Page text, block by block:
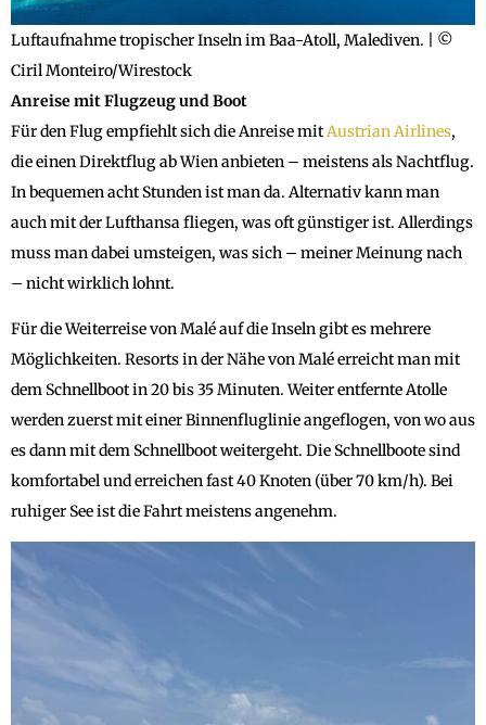
Luftaufnahme tropischer Inseln im Baa-Atoll, Malediven. | ©
Ciril Monteiro/Wirestock
Anreise mit Flugzeug und Boot
Für den Flug empfiehlt sich die Anreise mitAustrian Airlines,
die einen Direktflug ab Wien anbieten – meistens als Nachtflug.
In bequemen acht Stunden ist man da. Alternativ kann man
auch mit der Lufthansa fliegen, was oft günstiger ist. Allerdings
muss man dabei umsteigen, was sich – meiner Meinung nach
– nicht wirklich lohnt.
Für die Weiterreise von Malé auf die Inseln gibt es mehrere
Möglichkeiten. Resorts in der Nähe von Malé erreicht man mit
dem Schnellboot in 20 bis 35 Minuten. Weiter entfernte Atolle
werden zuerst mit einer Binnenfluglinie angeflogen, von wo aus
es dann mit dem Schnellboot weitergeht. Die Schnellboote sind
komfortabel und erreichen fast 40 Knoten (über 70 km/h). Bei
ruhiger See ist die Fahrt meistens angenehm.